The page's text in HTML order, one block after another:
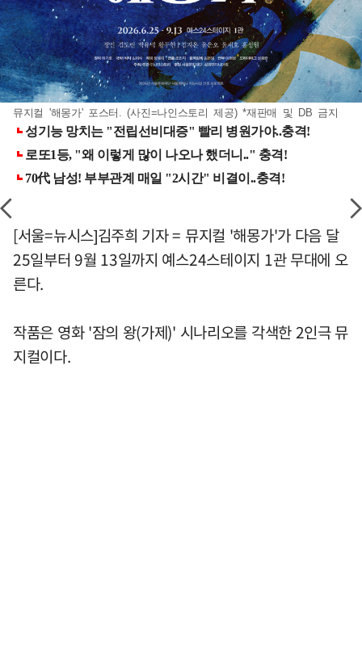
뮤지컬 '해몽가' 포스터. (사진=나인스토리 제공) *재판매 및 DB 금지
[서울=뉴시스]김주희 기자 = 뮤지컬 '해몽가'가 다음 달
25일부터 9월 13일까지 예스24스테이지 1관 무대에 오
른다.
작품은 영화 '잠의 왕(가제)' 시나리오를 각색한 2인극 뮤
지컬이다.